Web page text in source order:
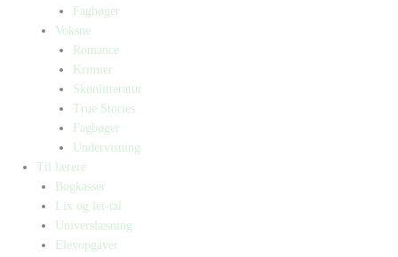
Fagbøger
Voksne
Romance
Krimier
Skønlitteratur
True Stories
Fagbøger
Undervisning
Til lærere
Bogkasser
Lix og let-tal
Universlæsning
Elevopgaver